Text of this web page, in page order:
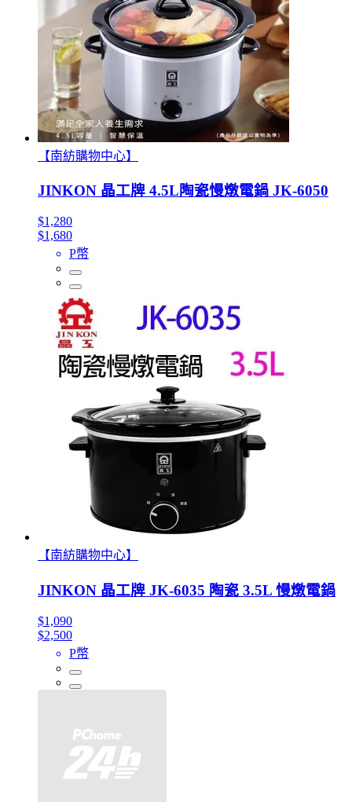
【南紡購物中心】
JINKON 晶工牌 4.5L陶瓷慢燉電鍋 JK-6050
$1,280
$1,680
P幣
【南紡購物中心】
JINKON 晶工牌 JK-6035 陶瓷 3.5L 慢燉電鍋
$1,090
$2,500
P幣